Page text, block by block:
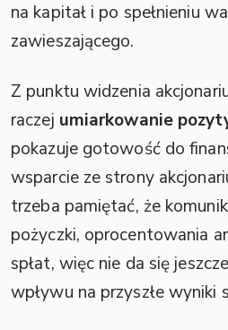
na kapitał i po spełnieniu
zawieszającego.
Z punktu widzenia
raczej umiarkowanie
pokazuje gotowość do
wsparcie ze strony
trzeba pamiętać, że
pożyczki, oprocentowania
spłat, więc nie da się
wpływu na przyszłe wyniki